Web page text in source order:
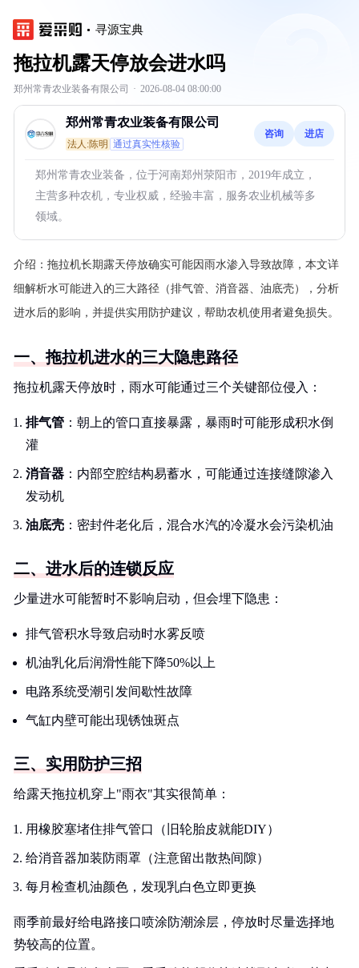
寻源宝典
拖拉机露天停放会进水吗
郑州常青农业装备有限公司 · 2026-08-04 08:00:00
郑州常青农业装备有限公司
法人:陈明 通过真实性核验
咨询 进店
郑州常青农业装备，位于河南郑州荥阳市，2019年成立，
主营多种农机，专业权威，经验丰富，服务农业机械等多
领域。
介绍： 拖拉机长期露天停放确实可能因雨水渗入导致故障，本文详
细解析水可能进入的三大路径（排气管、消音器、油底壳），分析
进水后的影响，并提供实用防护建议，帮助农机使用者避免损失。
一、拖拉机进水的三大隐患路径
拖拉机露天停放时，雨水可能通过三个关键部位侵入：
排气管 ：朝上的管口直接暴露，暴雨时可能形成积水倒
灌
消音器 ：内部空腔结构易蓄水，可能通过连接缝隙渗入
发动机
油底壳 ：密封件老化后，混合水汽的冷凝水会污染机油
二、进水后的连锁反应
少量进水可能暂时不影响启动，但会埋下隐患：
排气管积水导致启动时水雾反喷
机油乳化后润滑性能下降50%以上
电路系统受潮引发间歇性故障
气缸内壁可能出现锈蚀斑点
三、实用防护三招
给露天拖拉机穿上"雨衣"其实很简单：
用橡胶塞堵住排气管口（旧轮胎皮就能DIY）
给消音器加装防雨罩（注意留出散热间隙）
每月检查机油颜色，发现乳白色立即更换
雨季前最好给电路接口喷涂防潮涂层，停放时尽量选择地
势较高的位置。